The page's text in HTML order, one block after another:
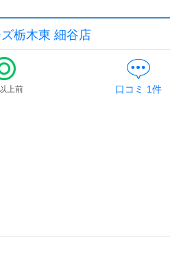
栃木東 細谷店
上前 口コミ 1件